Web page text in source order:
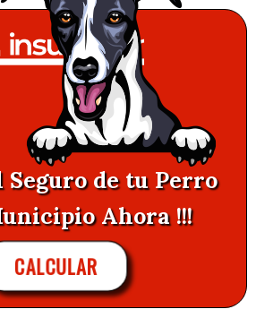
Seguro de tu Perro
Ahora !!!
CALCULAR